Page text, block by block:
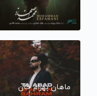
ماهان بهرام خان